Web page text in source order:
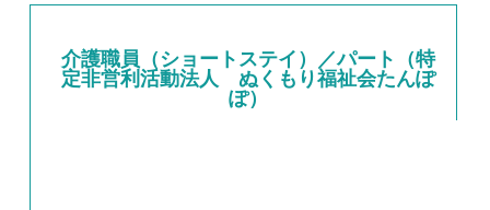
介護職員（ショートステイ）／パート（特
定非営利活動法人 ぬくもり福祉会たんぽ
ぽ）